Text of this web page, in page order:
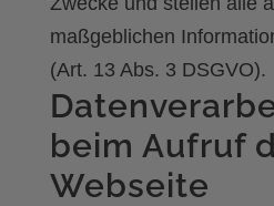
maßgeblichen
(Art. 13 Abs. 3 DSGVO).
beim Aufruf
Webseite